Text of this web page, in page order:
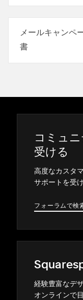
メールキャンペ
書
コミ⁠ュ
受ける
高度なカスタ
サポ⁠ートを受
フ⁠ォ⁠ーラムで検
経験豊富なデ
オンラインで